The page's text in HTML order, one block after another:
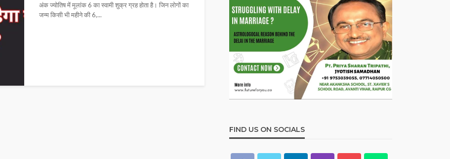
अंक ज्योतिष में मूलांक 6 का स्वामी शुक्र ग्रह होता है। जिन लोगों का
जन्म किसी भी महीने की 6,...
FIND US ON SOCIALS